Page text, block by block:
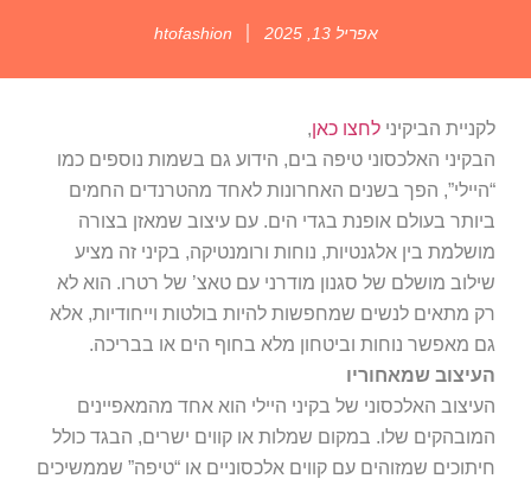
אפריל 13, 2025 htofashion
לקניית הביקיני לחצו כאן,
הבקיני האלכסוני טיפה בים, הידוע גם בשמות נוספים כמו
“היילי”, הפך בשנים האחרונות לאחד מהטרנדים החמים
ביותר בעולם אופנת בגדי הים. עם עיצוב שמאזן בצורה
מושלמת בין אלגנטיות, נוחות ורומנטיקה, בקיני זה מציע
שילוב מושלם של סגנון מודרני עם טאצ’ של רטרו. הוא לא
רק מתאים לנשים שמחפשות להיות בולטות וייחודיות, אלא
גם מאפשר נוחות וביטחון מלא בחוף הים או בבריכה.
העיצוב שמאחוריו
העיצוב האלכסוני של בקיני היילי הוא אחד מהמאפיינים
המובהקים שלו. במקום שמלות או קווים ישרים, הבגד כולל
חיתוכים שמזוהים עם קווים אלכסוניים או “טיפה” שממשיכים